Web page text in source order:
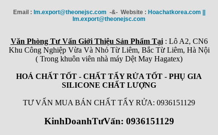
Email : Im.export@theonejsc.com -&- Website : Hoachatkorea.com ||
Im.export@theonejsc.com
Văn Phòng Tư Vấn Giới Thiệu Sản Phẩm Tại: Lô A2, CN6
Khu Công Nghiệp Vừa Và Nhỏ Từ Liêm, Bắc Từ Liêm, Hà Nội
( Trong khuôn viên nhà máy Dệt May Hagatex)
HOÁ CHẤT TỐT - CHẤT TẨY RỬA TỐT - PHỤ GIA
SILICONE CHẤT LƯỢNG
TƯ VẤN MUA BÁN CHẤT TẨY RỬA: 0936151129
KinhDoanhTưVấn: 0936151129